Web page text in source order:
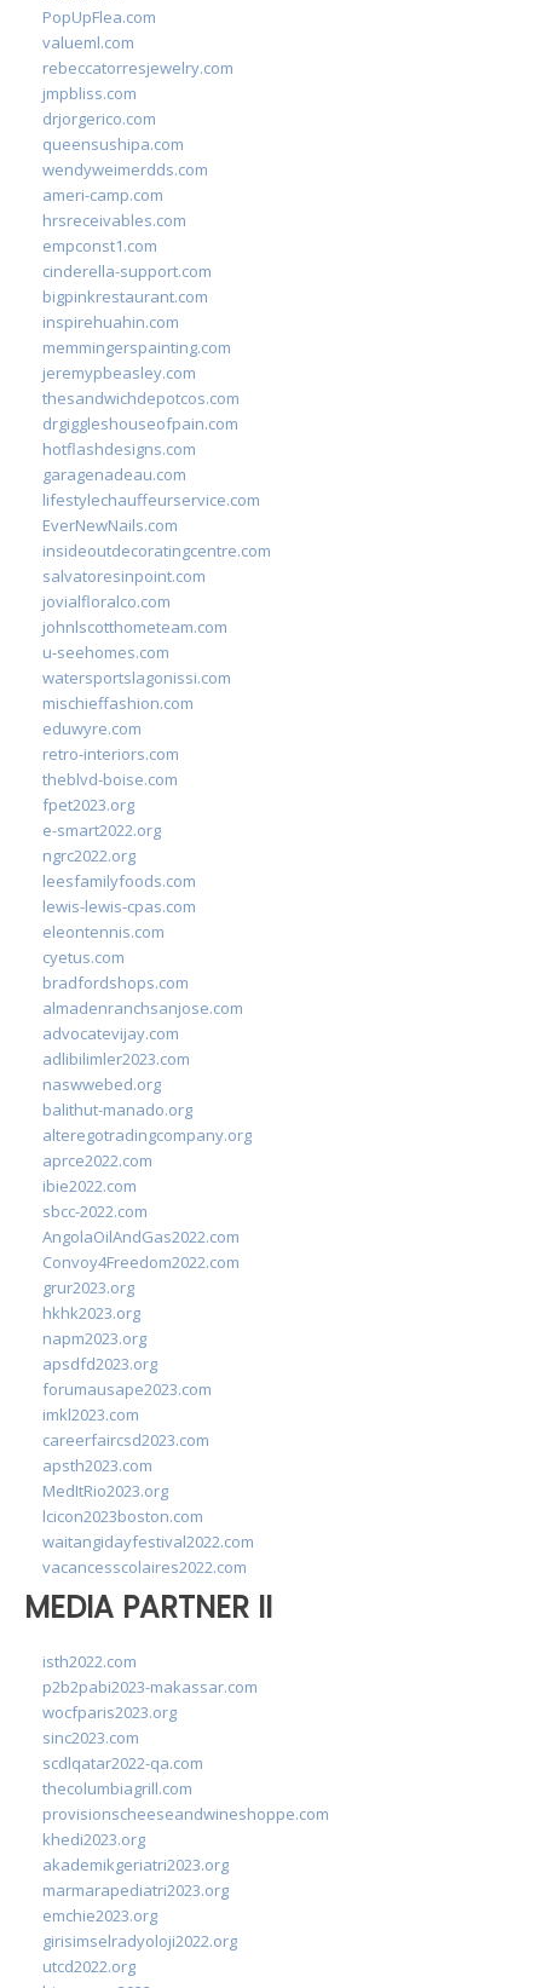
PopUpFlea.com
valueml.com
rebeccatorresjewelry.com
jmpbliss.com
drjorgerico.com
queensushipa.com
wendyweimerdds.com
ameri-camp.com
hrsreceivables.com
empconst1.com
cinderella-support.com
bigpinkrestaurant.com
inspirehuahin.com
memmingerspainting.com
jeremypbeasley.com
thesandwichdepotcos.com
drgiggleshouseofpain.com
hotflashdesigns.com
garagenadeau.com
lifestylechauffeurservice.com
EverNewNails.com
insideoutdecoratingcentre.com
salvatoresinpoint.com
jovialfloralco.com
johnlscotthometeam.com
u-seehomes.com
watersportslagonissi.com
mischieffashion.com
eduwyre.com
retro-interiors.com
theblvd-boise.com
fpet2023.org
e-smart2022.org
ngrc2022.org
leesfamilyfoods.com
lewis-lewis-cpas.com
eleontennis.com
cyetus.com
bradfordshops.com
almadenranchsanjose.com
advocatevijay.com
adlibilimler2023.com
naswwebed.org
balithut-manado.org
alteregotradingcompany.org
aprce2022.com
ibie2022.com
sbcc-2022.com
AngolaOilAndGas2022.com
Convoy4Freedom2022.com
grur2023.org
hkhk2023.org
napm2023.org
apsdfd2023.org
forumausape2023.com
imkl2023.com
careerfaircsd2023.com
apsth2023.com
MedItRio2023.org
lcicon2023boston.com
waitangidayfestival2022.com
vacancesscolaires2022.com
MEDIA PARTNER II
isth2022.com
p2b2pabi2023-makassar.com
wocfparis2023.org
sinc2023.com
scdlqatar2022-qa.com
thecolumbiagrill.com
provisionscheeseandwineshoppe.com
khedi2023.org
akademikgeriatri2023.org
marmarapediatri2023.org
emchie2023.org
girisimselradyoloji2022.org
utcd2022.org